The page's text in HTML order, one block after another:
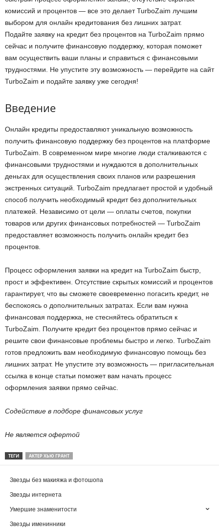
комиссий и процентов — все это делает TurboZaim лучшим
выбором для онлайн кредитования без лишних затрат.
Подайте заявку на кредит без процентов на TurboZaim прямо
сейчас и получите финансовую поддержку, которая поможет
вам осуществить ваши планы и справиться с финансовыми
трудностями. Не упустите эту возможность — перейдите на сайт
TurboZaim и подайте заявку уже сегодня!
Введение
Онлайн кредиты предоставляют уникальную возможность
получить финансовую поддержку без процентов на платформе
TurboZaim. В современном мире многие люди сталкиваются с
финансовыми трудностями и нуждаются в дополнительных
деньгах для осуществления своих планов или разрешения
экстренных ситуаций. TurboZaim предлагает простой и удобный
способ получить необходимый кредит без дополнительных
платежей. Независимо от цели — оплаты счетов, покупки
товаров или других финансовых потребностей — TurboZaim
предоставляет возможность получить онлайн кредит без
процентов.
Процесс оформления заявки на кредит на TurboZaim быстр,
прост и эффективен. Отсутствие скрытых комиссий и процентов
гарантирует, что вы сможете своевременно погасить кредит, не
беспокоясь о дополнительных затратах. Если вам нужна
финансовая поддержка, не стесняйтесь обратиться к
TurboZaim. Получите кредит без процентов прямо сейчас и
решите свои финансовые проблемы быстро и легко. TurboZaim
готов предложить вам необходимую финансовую помощь без
лишних затрат. Не упустите эту возможность — пригласительная
ссылка в конце статьи поможет вам начать процесс
оформления заявки прямо сейчас.
Содействие в подборе финансовых услуг
Не является офертой
ТЕГИ АКТЕР ХЬЮ ГРАНТ
Звезды без макияжа и фотошопа
Звезды интернета
Умершие знаменитости
Звезды именинники